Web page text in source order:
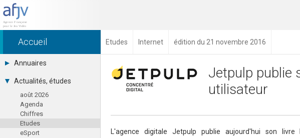
Accueil Etudes Internet édition du 21 novembre 2016
Annuaires
Toutes les sociétés (691)
Studios (418)
Editeurs (49)
Distributeurs (16)
Hard. / Accessoires (10)
Middlewares (15)
Prestataires (99)
Actualités, études
août 2026
Agenda
Chiffres
Etudes
eSport
Jetpulp publie
utilisateur
L'agence digitale Jetpulp publie aujourd'hui son livre